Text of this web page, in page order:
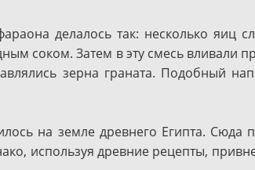
делалось так: несколько яиц
соком. Затем в эту смесь вливали
зерна граната. Подобный
на земле древнего Египта. Сюда
используя древние рецепты,